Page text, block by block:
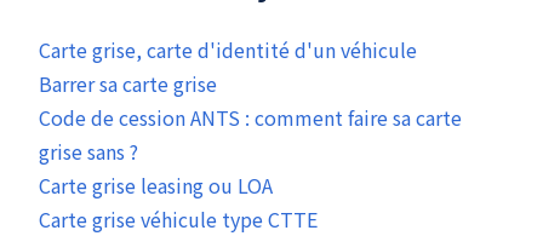
Carte grise, carte d'identité d'un véhicule
Barrer sa carte grise
Code de cession ANTS : comment faire sa carte
grise sans ?
Carte grise leasing ou LOA
Carte grise véhicule type CTTE